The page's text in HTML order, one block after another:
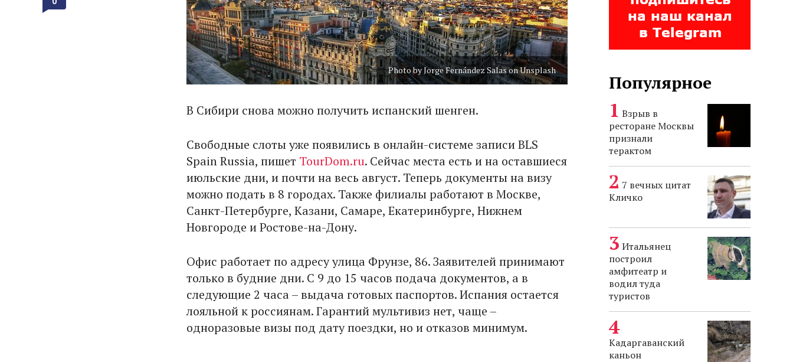
Photo by Jorge Fernández Salas on Unsplash
В Сибири снова можно получить испанский шенген.
Свободные слоты уже появились в онлайн-системе записи BLS
Spain Russia, пишет TourDom.ru. Сейчас места есть и на оставшиеся
июльские дни, и почти на весь август. Теперь документы на визу
можно подать в 8 городах. Также филиалы работают в Москве,
Санкт-Петербурге, Казани, Самаре, Екатеринбурге, Нижнем
Новгороде и Ростове-на-Дону.
Офис работает по адресу улица Фрунзе, 86. Заявителей принимают
только в будние дни. С 9 до 15 часов подача документов, а в
следующие 2 часа – выдача готовых паспортов. Испания остается
лояльной к россиянам. Гарантий мультивиз нет, чаще –
одноразовые визы под дату поездки, но и отказов минимум.
Популярное
Взрыв в
ресторане Москвы
признали
терактом
7 вечных цитат
Кличко
Итальянец
построил
амфитеатр и
водил туда
туристов
Кадаргаванский
каньон